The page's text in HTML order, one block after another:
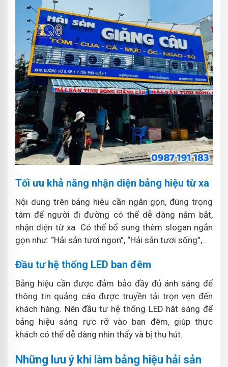
Tối ưu khả năng nhận diện bảng hiệu từ xa
Nội dung trên bảng hiệu cần ngắn gọn, đúng trọng
tâm để người đi đường có thể dễ dàng nắm bắt,
nhận diện từ xa. Có thể bổ sung thêm slogan ngắn
gọn như: “Hải sản tươi ngon”, “Hải sản tươi sống”,…
Đầu tư hệ thống LED ban đêm
Bảng hiệu cần được đảm bảo đầy đủ ánh sáng để
thông tin quảng cáo được truyền tải trọn vẹn đến
khách hàng. Nên đầu tư hệ thống LED hắt sáng để
bảng hiệu sáng rực rỡ vào ban đêm, giúp thực
khách có thể dễ dàng nhìn thấy và bị thu hút.
Những lưu ý khi làm bảng hiệu hải sản